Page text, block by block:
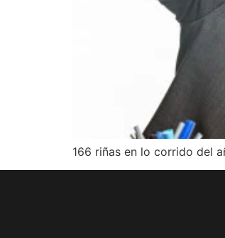
166 riñas en lo corrido del